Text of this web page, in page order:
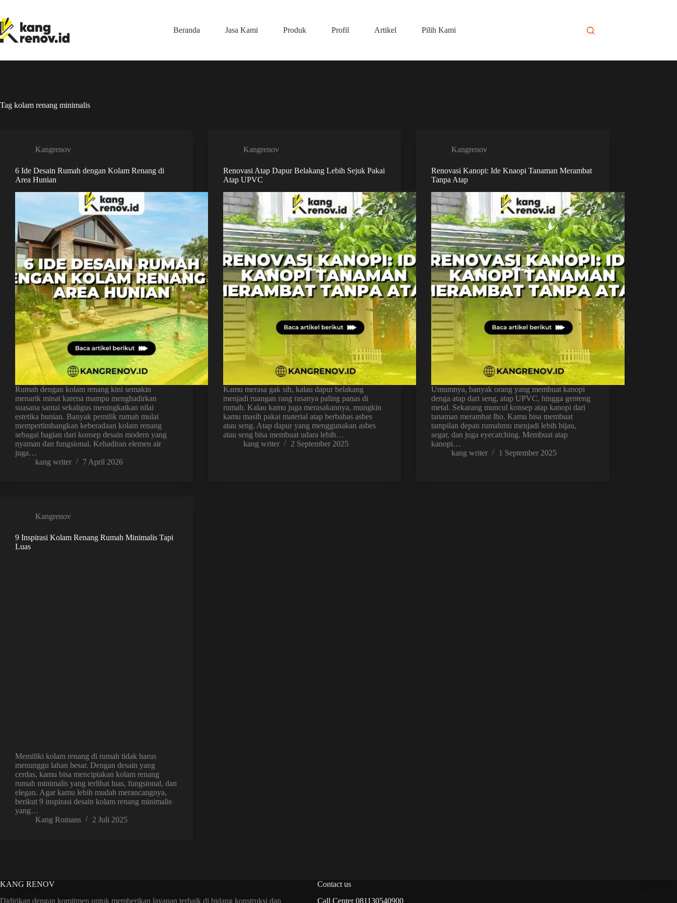
content
Beranda
Jasa Kami Produk Profil Artikel Pilih Kami
Tag kolam renang minimalis
Kangrenov
6 Ide Desain Rumah dengan Kolam Renang di
Area Hunian
Rumah dengan kolam renang kini semakin
menarik minat karena mampu menghadirkan
suasana santai sekaligus meningkatkan nilai
estetika hunian. Banyak pemilik rumah mulai
mempertimbangkan keberadaan kolam renang
sebagai bagian dari konsep desain modern yang
nyaman dan fungsional. Kehadiran elemen air
juga…
kang writer
7 April 2026
Kangrenov
Renovasi Atap Dapur Belakang Lebih Sejuk Pakai
Atap UPVC
Kamu merasa gak sih, kalau dapur belakang
menjadi ruangan rang rasanya paling panas di
rumah. Kalau kamu juga merasakannya, mungkin
kamu masih pakai material atap berbahas asbes
atau seng. Atap dapur yang menggunakan asbes
atau seng bisa membuat udara lebih…
kang writer
2 September 2025
Kangrenov
Renovasi Kanopi: Ide Knaopi Tanaman Merambat
Tanpa Atap
Umumnya, banyak orang yang membuat kanopi
denga atap dari seng, atap UPVC, hingga genteng
metal. Sekarang muncul konsep atap kanopi dari
tanaman merambat lho. Kamu bisa membuat
tampilan depan rumahmu menjadi lebih hijau,
segar, dan juga eyecatching. Membuat atap
kanopi…
kang writer
1 September 2025
Kangrenov
9 Inspirasi Kolam Renang Rumah Minimalis Tapi
Luas
Memiliki kolam renang di rumah tidak harus
menunggu lahan besar. Dengan desain yang
cerdas, kamu bisa menciptakan kolam renang
rumah minimalis yang terlihat luas, fungsional, dan
elegan. Agar kamu lebih mudah merancangnya,
berikut 9 inspirasi desain kolam renang minimalis
yang…
Kang Romans
2 Juli 2025
KANG RENOV
Didirikan dengan komitmen untuk memberikan layanan terbaik di bidang konstruksi dan
Contact us
Call Center 081130540900